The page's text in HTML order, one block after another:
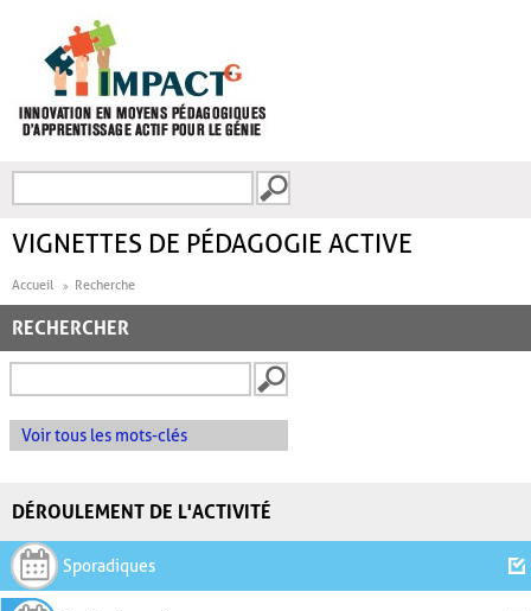
FORMULAIRE DE
VIGNETTES DE PÉDAGOGIE ACTIVE
Accueil Recherche
RECHERCHER
Voir tous les mots-clés
DÉROULEMENT DE L'ACTIVITÉ
Sporadiques